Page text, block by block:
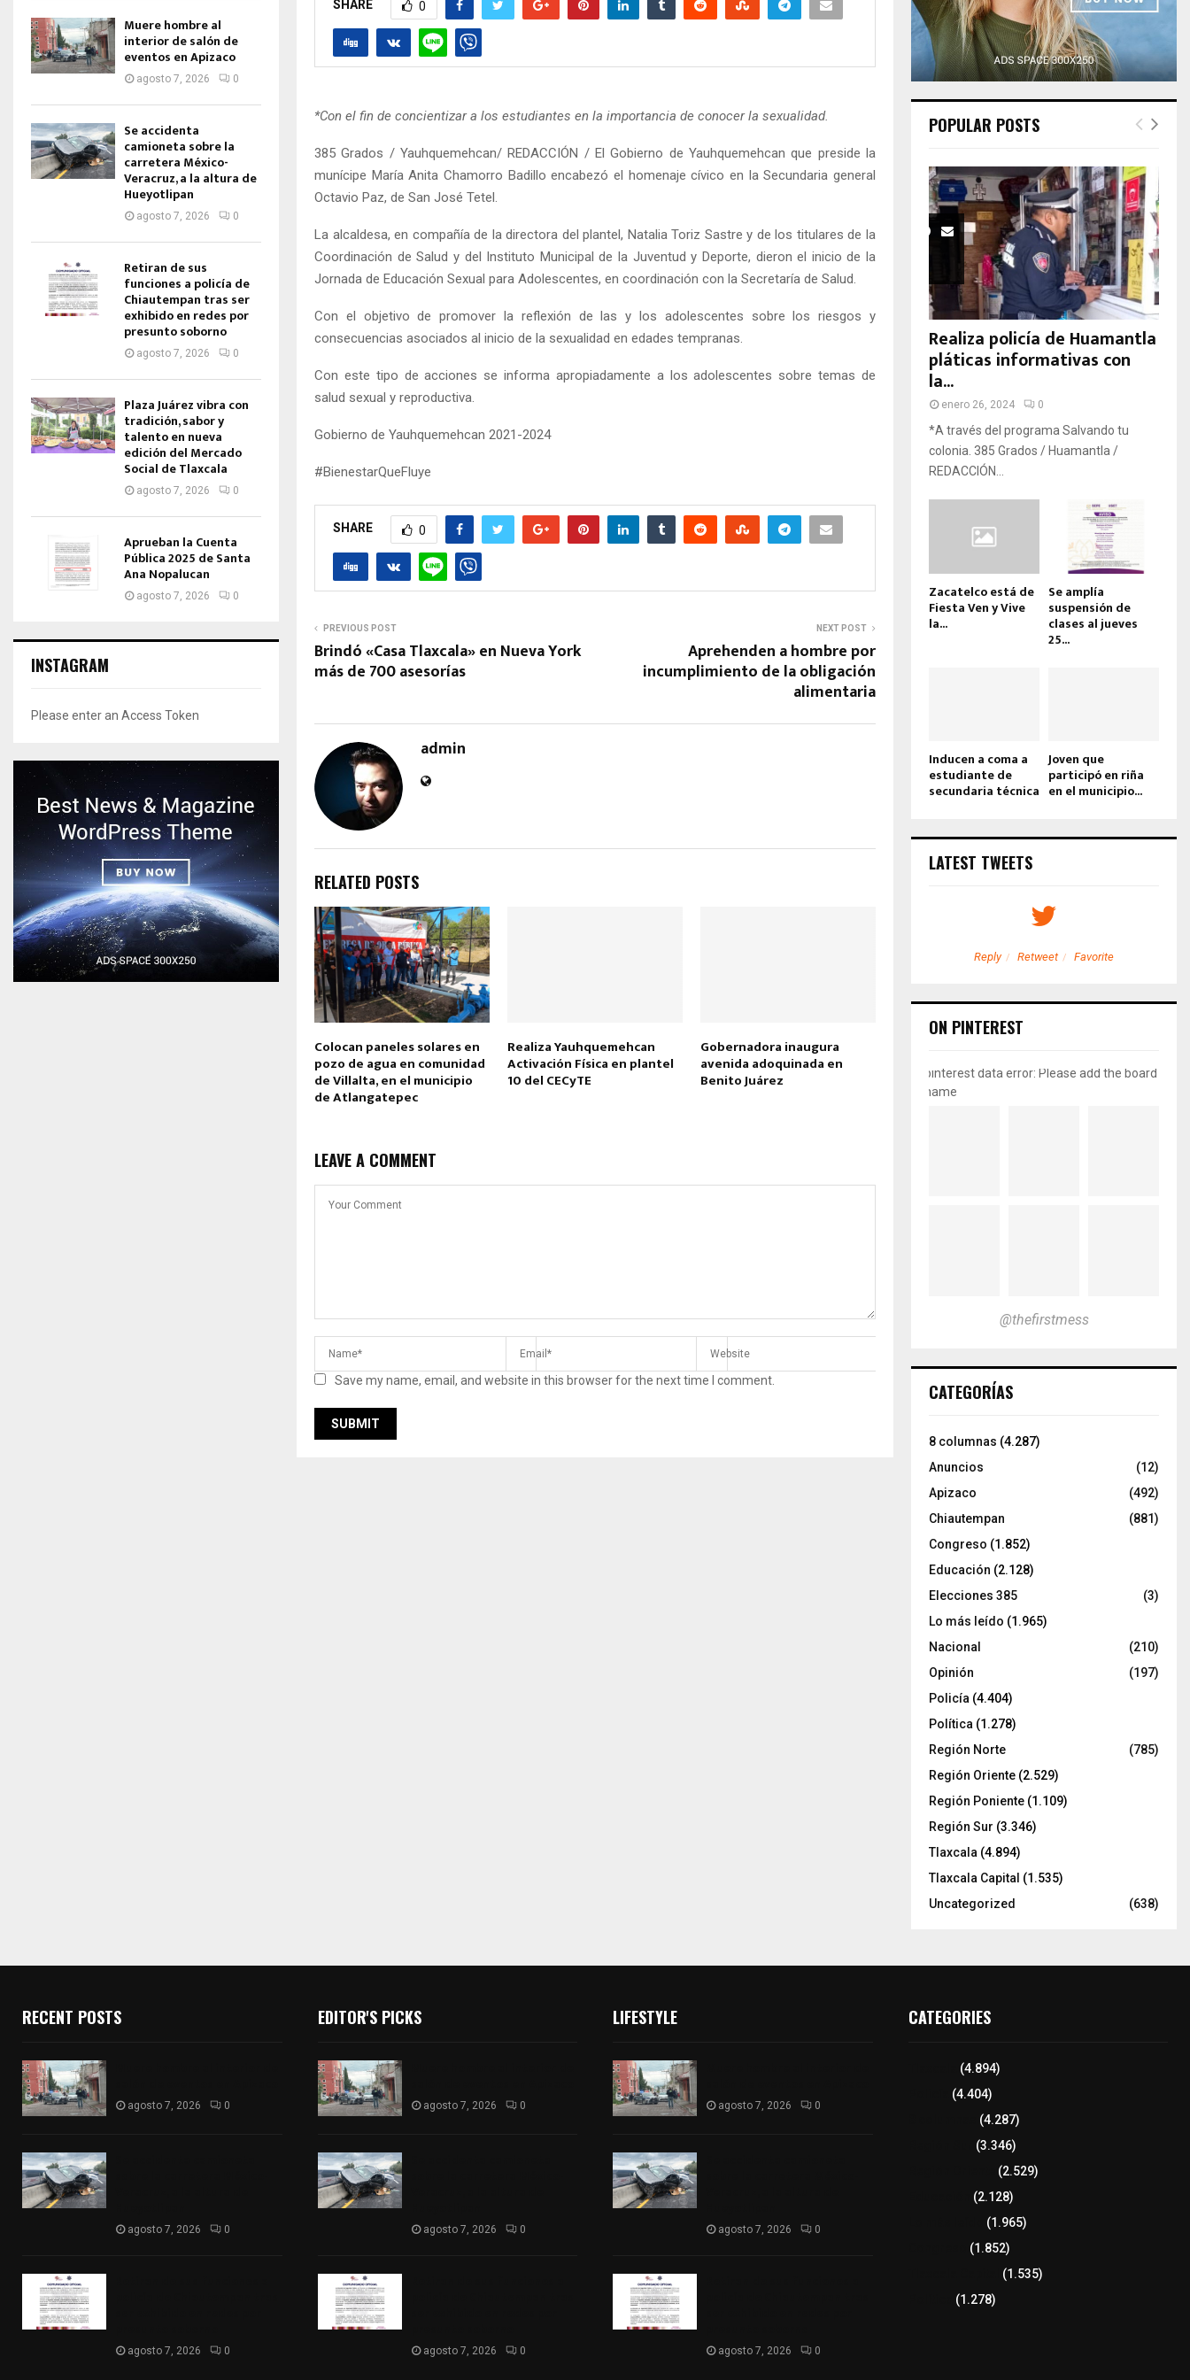
SHARE 0
*Con el fin de concientizar a los estudiantes en la importancia de conocer la sexualidad.
385 Grados / Yauhquemehcan/ REDACCIÓN / El Gobierno de Yauhquemehcan que preside la
munícipe María Anita Chamorro Badillo encabezó el homenaje cívico en la Secundaria general
Octavio Paz, de San José Tetel.
La alcaldesa, en compañía de la directora del plantel, Natalia Toriz Sastre y de los titulares de la
Coordinación de Salud y del Instituto Municipal de la Juventud y Deporte, dieron el inicio de la
Jornada de Educación Sexual para Adolescentes, en coordinación con la Secretaría de Salud.
Con el objetivo de promover la reflexión de las y los adolescentes sobre los riesgos y
consecuencias asociados al inicio de la sexualidad en edades tempranas.
Con este tipo de acciones se informa apropiadamente a los adolescentes sobre temas de
salud sexual y reproductiva.
Gobierno de Yauhquemehcan 2021-2024
#BienestarQueFluye
SHARE 0
PREVIOUS POST
Brindó «Casa Tlaxcala» en Nueva York
más de 700 asesorías
NEXT POST
Aprehenden a hombre por
incumplimiento de la obligación
alimentaria
admin
RELATED POSTS
Colocan paneles solares en
pozo de agua en comunidad
de Villalta, en el municipio
de Atlangatepec
Realiza Yauhquemehcan
Activación Física en plantel
10 del CECyTE
Gobernadora inaugura
avenida adoquinada en
Benito Juárez
LEAVE A COMMENT
Save my name, email, and website in this browser for the next time I comment.
Muere hombre al
interior de salón de
eventos en Apizaco
agosto 7, 2026 0
Se accidenta
camioneta sobre la
carretera México-
Veracruz, a la altura de
Hueyotlipan
agosto 7, 2026 0
Retiran de sus
funciones a policía de
Chiautempan tras ser
exhibido en redes por
presunto soborno
agosto 7, 2026 0
Plaza Juárez vibra con
tradición, sabor y
talento en nueva
edición del Mercado
Social de Tlaxcala
agosto 7, 2026 0
Aprueban la Cuenta
Pública 2025 de Santa
Ana Nopalucan
agosto 7, 2026 0
INSTAGRAM
Please enter an Access Token
POPULAR POSTS
Realiza policía de Huamantla
pláticas informativas con
la...
enero 26, 2024 0
*A través del programa Salvando tu
colonia. 385 Grados / Huamantla /
REDACCIÓN...
Zacatelco está de
Fiesta Ven y Vive
la...
Se amplía
suspensión de
clases al jueves
25...
Inducen a coma a
estudiante de
secundaria técnica
Joven que
participó en riña
en el municipio...
LATEST TWEETS
Reply Retweet Favorite
ON PINTEREST
pinterest data error: Please add the board
name
@thefirstmess
CATEGORÍAS
8 columnas (4.287)
Anuncios
(12)
Apizaco
(492)
Chiautempan
(881)
Congreso (1.852)
Educación (2.128)
Elecciones 385
(3)
Lo más leído (1.965)
Nacional
(210)
Opinión
(197)
Policía (4.404)
Política (1.278)
Región Norte
(785)
Región Oriente (2.529)
Región Poniente (1.109)
Región Sur (3.346)
Tlaxcala (4.894)
Tlaxcala Capital (1.535)
Uncategorized
(638)
RECENT POSTS
agosto 7, 2026 0
agosto 7, 2026 0
agosto 7, 2026 0
EDITOR'S PICKS
agosto 7, 2026 0
agosto 7, 2026 0
agosto 7, 2026 0
LIFESTYLE
agosto 7, 2026 0
agosto 7, 2026 0
agosto 7, 2026 0
CATEGORIES
(4.894)
(4.404)
(4.287)
(3.346)
(2.529)
(2.128)
(1.965)
(1.852)
(1.535)
(1.278)